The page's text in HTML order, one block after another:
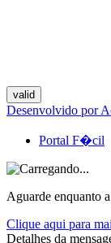
Desenvolvido por
Portal F�cil
Aguarde enquanto
Clique aqui para
Detalhes da